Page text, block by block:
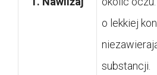
o lekkiej
substancji.